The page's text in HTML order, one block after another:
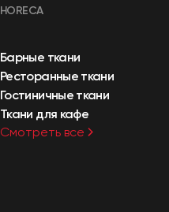
HORECA
Барные ткани
Ресторанные ткани
Гостиничные ткани
Ткани для кафе
Смотреть все